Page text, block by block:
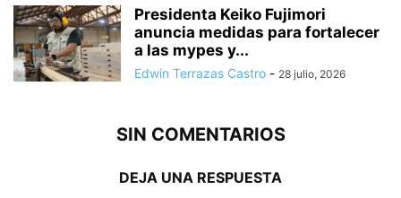
Presidenta Keiko Fujimori
anuncia medidas para fortalecer
a las mypes y...
Edwin Terrazas Castro - 28 julio, 2026
SIN COMENTARIOS
DEJA UNA RESPUESTA